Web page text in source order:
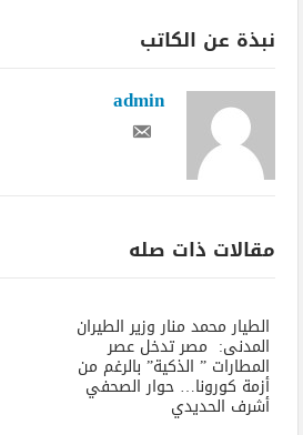
نبذة عن الكاتب
admin
مقالات ذات صله
الطيار محمد منار وزير الطيران
المدنى: مصر تدخل عصر
المطارات ” الذكية” بالرغم من
أزمة كورونا… حوار الصحفي
أشرف الحديدي